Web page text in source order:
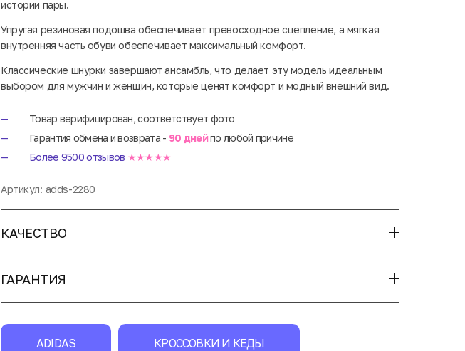
истории пары.
Упругая резиновая подошва обеспечивает превосходное сцепление, а мягкая
внутренняя часть обуви обеспечивает максимальный комфорт.
Классические шнурки завершают ансамбль, что делает эту модель идеальным
выбором для мужчин и женщин, которые ценят комфорт и модный внешний вид.
Товар верифицирован, соответствует фото
Гарантия обмена и возврата - 90 днейпо любой причине
Более 9500 отзывов ★★★★★
Артикул: adds-2280
КАЧЕСТВО
ГАРАНТИЯ
ADIDAS КРОССОВКИ И КЕДЫ